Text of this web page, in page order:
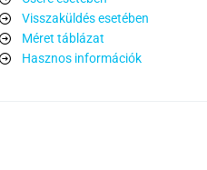
Visszaküldés esetében
Méret táblázat
Hasznos információk